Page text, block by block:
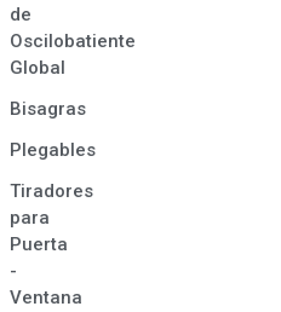
de
Oscilobatiente
Global
Bisagras
Plegables
Tiradores
para
Puerta
-
Ventana